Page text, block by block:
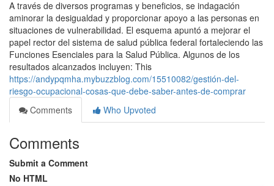
A través de diversos programas y beneficios, se indagación
aminorar la desigualdad y proporcionar apoyo a las personas en
situaciones de vulnerabilidad. El esquema apuntó a mejorar el
papel rector del sistema de salud pública federal fortaleciendo las
Funciones Esenciales para la Salud Pública. Algunos de los
resultados alcanzados incluyen: This
https://andypqmha.mybuzzblog.com/15510082/gestión-del-
riesgo-ocupacional-cosas-que-debe-saber-antes-de-comprar
Comments
Who Upvoted
Comments
Submit a Comment
No HTML